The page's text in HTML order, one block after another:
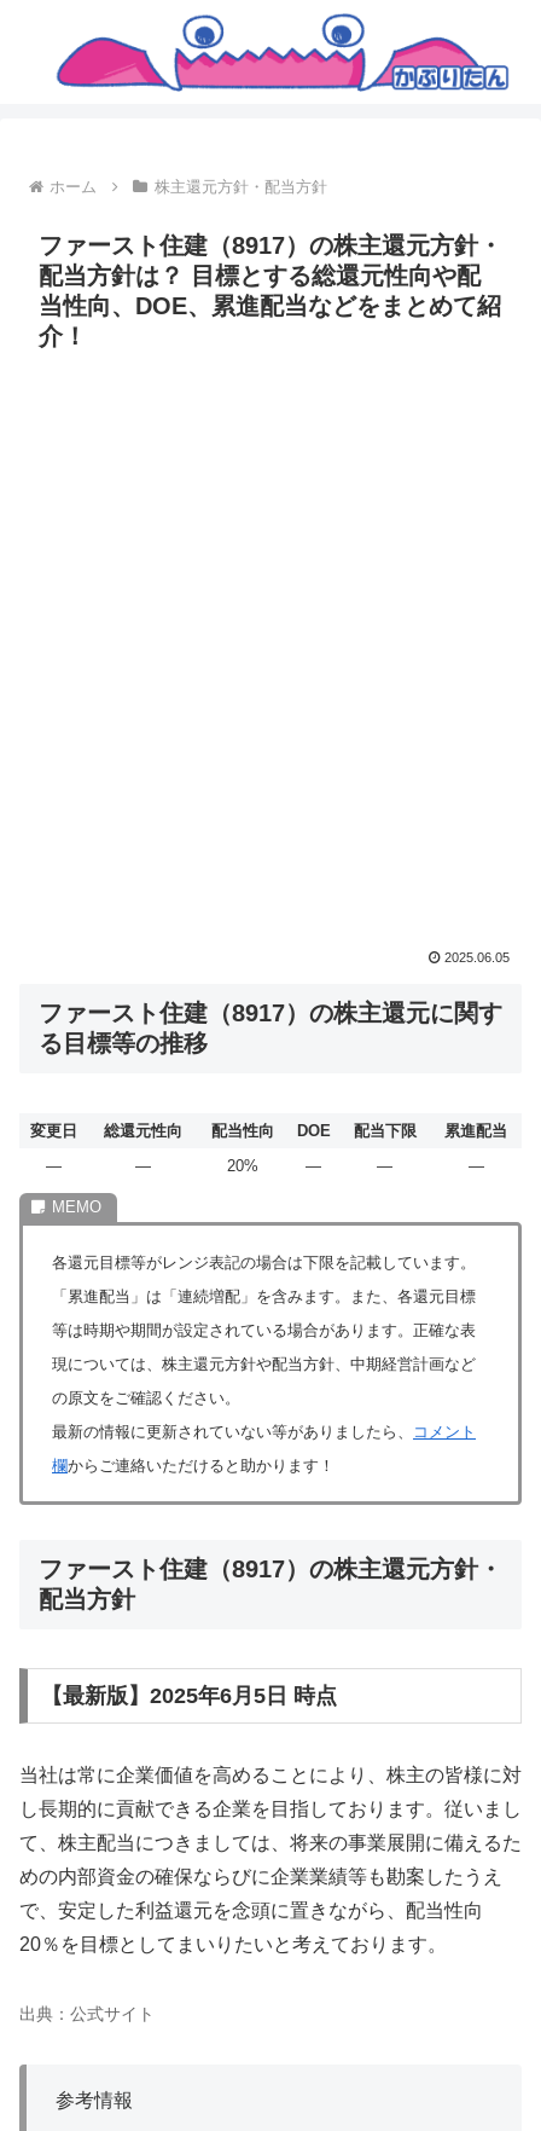
ホーム 株主還元方針・配当方針
ファースト住建（8917）の株主還元方針・
配当方針は？ 目標とする総還元性向や配
当性向、DOE、累進配当などをまとめて紹
介！
2025.06.05
ファースト住建（8917）の株主還元に関す
る目標等の推移
変更日 総還元性向 配当性向 DOE 配当下限
累進配当
―
― 20% ― ― ―
各還元目標等がレンジ表記の場合は下限を記載しています。
「累進配当」は「連続増配」を含みます。また、各還元目標
等は時期や期間が設定されている場合があります。正確な表
現については、株主還元方針や配当方針、中期経営計画など
の原文をご確認ください。
最新の情報に更新されていない等がありましたら、
コメント
欄からご連絡いただけると助かります！
ファースト住建（8917）の株主還元方針・
配当方針
【最新版】2025年6月5日 時点
当社は常に企業価値を高めることにより、株主の皆様に対
し長期的に貢献できる企業を目指しております。従いまし
て、株主配当につきましては、将来の事業展開に備えるた
めの内部資金の確保ならびに企業業績等も勘案したうえ
で、安定した利益還元を念頭に置きながら、配当性向
20％を目標としてまいりたいと考えております。
出典：公式サイト
参考情報